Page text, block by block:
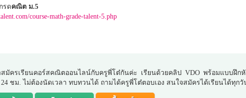
รดคณิต ม.5
course-math-grade-talent-5.php
มัครเรียนคอร์สคณิตออนไลน์กับครูพี่โต๋กันค่ะ เรียนด้วยคลิป VDO พร้อมแบบฝึก
ชม. ไม่ต้องนัดเวลา ทบทวนได้ ถามได้ครูพี่โต๋ตอบเอง สนใจสมัครได้เรียนได้ทุกวั